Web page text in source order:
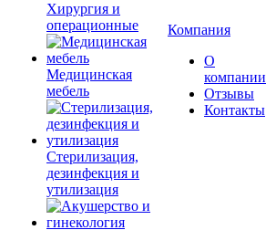
Хирургия и
операционные
Медицинская
мебель
Стерилизация,
дезинфекция и
утилизация
Компания
О
компании
Отзывы
Контакты